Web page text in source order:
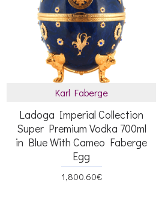
Karl Faberge
Ladoga Imperial Collection
Super Premium Vodka 700ml
in Blue With Cameo Faberge
Egg
1,800.60€